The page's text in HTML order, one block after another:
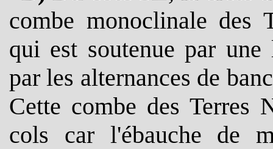
combe monoclinale des
qui est soutenue par une
par les alternances de
Cette combe des Terres
cols car l'ébauche de